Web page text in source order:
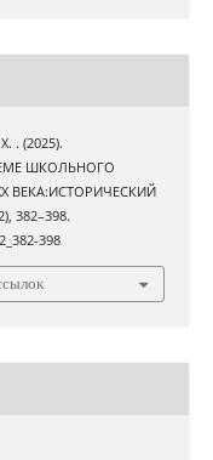
. (2025).
ШКОЛЬНОГО
ВЕКА:ИСТОРИЧЕСКИЙ
382–398.
398